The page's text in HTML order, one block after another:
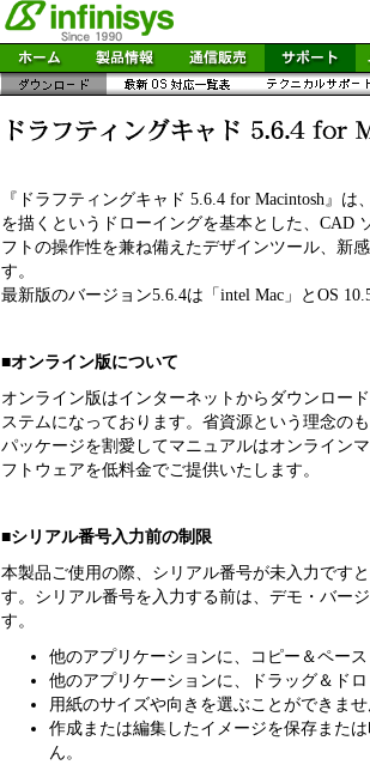
『ドラフティングキャド 5.6.4 for Macintosh』
を描くというドローイングを基本とした、CAD
フトの操作性を兼ね備えたデザインツール、新
す。
最新版のバージョン5.6.4は「intel Mac」とOS
■オンライン版について
オンライン版はインターネットからダウンロー
ステムになっております。省資源という理念の
パッケージを割愛してマニュアルはオンライン
フトウェアを低料金でご提供いたします。
■シリアル番号入力前の制限
本製品ご使用の際、シリアル番号が未入力です
す。シリアル番号を入力する前は、デモ・バー
す。
他のアプリケーションに、コピー＆ペー
他のアプリケーションに、ドラッグ＆ド
用紙のサイズや向きを選ぶことができま
作成または編集したイメージを保存また
ん。